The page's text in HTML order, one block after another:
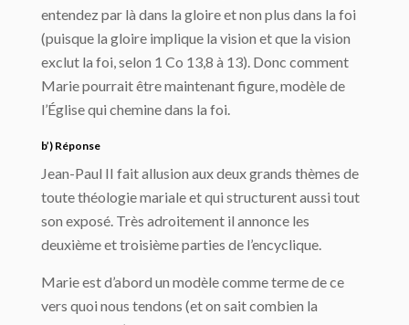
entendez par là dans la gloire et non plus dans la foi
(puisque la gloire implique la vision et que la vision
exclut la foi, selon 1 Co 13,8 à 13). Donc comment
Marie pourrait être maintenant figure, modèle de
l’Église qui chemine dans la foi.
b’) Réponse
Jean-Paul II fait allusion aux deux grands thèmes de
toute théologie mariale et qui structurent aussi tout
son exposé. Très adroitement il annonce les
deuxième et troisième parties de l’encyclique.
Marie est d’abord un modèle comme terme de ce
vers quoi nous tendons (et on sait combien la